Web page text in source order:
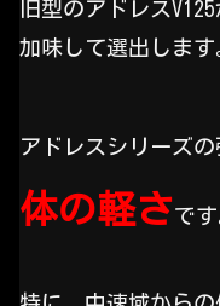
旧型のアドレス
加味して選出します
アドレスシリーズの
体の軽さです